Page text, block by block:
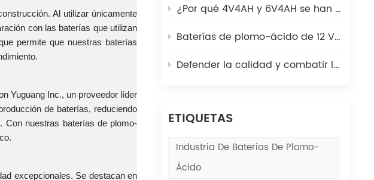
¿Por qué 4V4AH y 6V4AH se han convertido en la fuente de energía preferida para escalas electrónicas?
Baterías de plomo-ácido de 12 V en salvaescaleras | Poder Kaiying
Defender la calidad y combatir las falsificaciones | Poder Kaiying
ETIQUETAS
Industria De Baterías De Plomo-
Ácido
Al utilizar únicamente
con las baterías que utilizan
permite que nuestras baterías
Yuguang Inc., un proveedor líder
de baterías, reduciendo
Con nuestras baterías de plomo-
excepcionales. Se destacan en